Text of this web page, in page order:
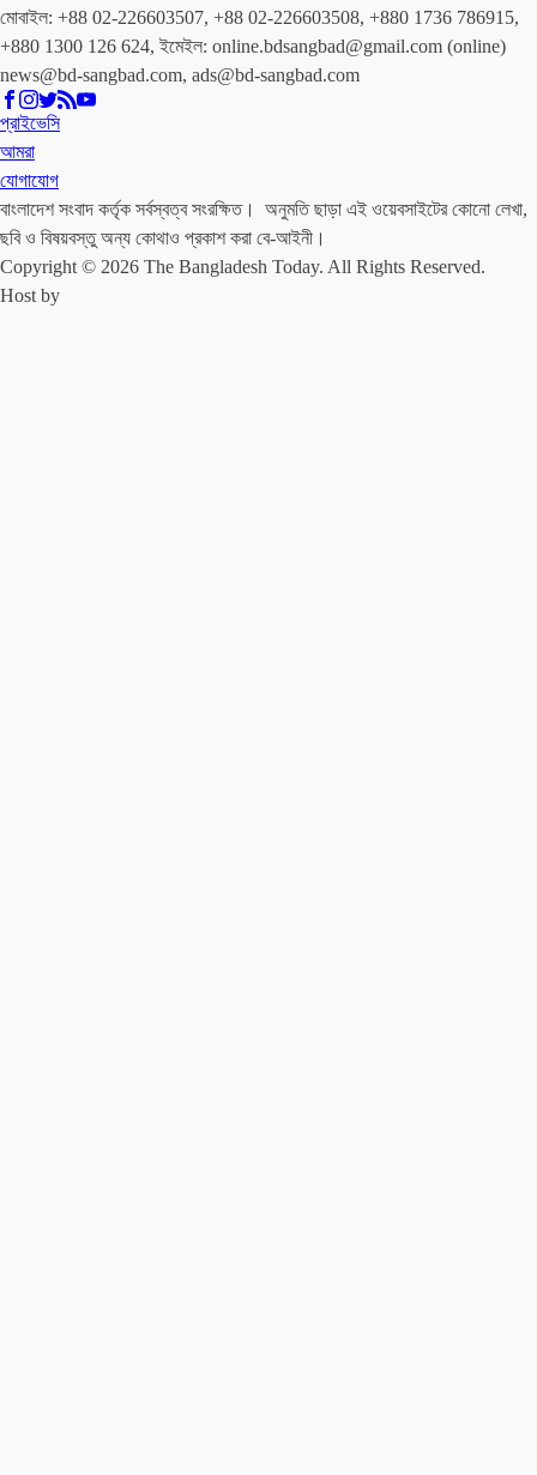
মোবাইল: +88 02-226603507, +88 02-226603508, +880 1736 786915,
+880 1300 126 624, ইমেইল: online.bdsangbad@gmail.com (online)
news@bd-sangbad.com, ads@bd-sangbad.com
প্রাইভেসি
আমরা
যোগাযোগ
বাংলাদেশ সংবাদ কর্তৃক সর্বস্বত্ব সংরক্ষিত। অনুমতি ছাড়া এই ওয়েবসাইটের কোনো লেখা,
ছবি ও বিষয়বস্তু অন্য কোথাও প্রকাশ করা বে-আইনী।
Copyright © 2026 The Bangladesh Today. All Rights Reserved.
Host by